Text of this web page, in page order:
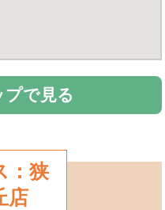
プで見る
：狭
店